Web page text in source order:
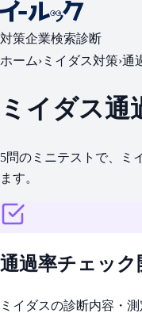
対策企業検索診断
ホーム› ミイダス対策›通
ミイダス通
5問のミニテストで、ミ
ます。
通過率チェック
ミイダスの診断内容・